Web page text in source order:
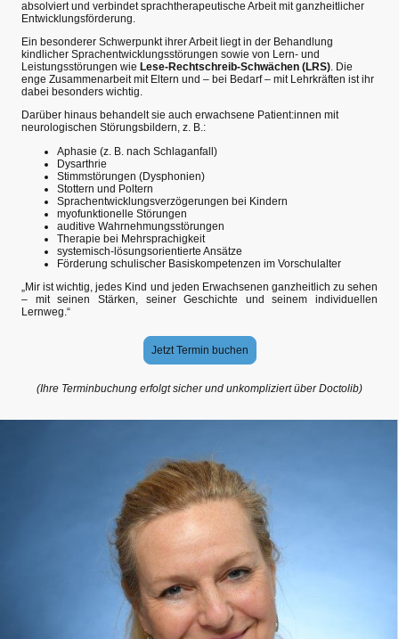
absolviert und verbindet sprachtherapeutische Arbeit mit ganzheitlicher
Entwicklungsförderung.
Ein besonderer Schwerpunkt ihrer Arbeit liegt in der Behandlung
kindlicher Sprachentwicklungsstörungen sowie von Lern- und
Leistungsstörungen wie Lese-Rechtschreib-Schwächen (LRS). Die
enge Zusammenarbeit mit Eltern und – bei Bedarf – mit Lehrkräften ist ihr
dabei besonders wichtig.
Darüber hinaus behandelt sie auch erwachsene Patient:innen mit
neurologischen Störungsbildern, z. B.:
Aphasie (z. B. nach Schlaganfall)
Dysarthrie
Stimmstörungen (Dysphonien)
Stottern und Poltern
Sprachentwicklungsverzögerungen bei Kindern
myofunktionelle Störungen
auditive Wahrnehmungsstörungen
Therapie bei Mehrsprachigkeit
systemisch-lösungsorientierte Ansätze
Förderung schulischer Basiskompetenzen im Vorschulalter
„Mir ist wichtig, jedes Kind und jeden Erwachsenen ganzheitlich zu sehen
– mit seinen Stärken, seiner Geschichte und seinem individuellen
Lernweg.“
Jetzt Termin buchen
(Ihre Terminbuchung erfolgt sicher und unkompliziert über Doctolib)